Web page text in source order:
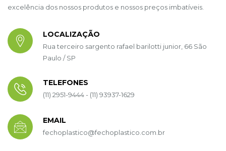
excelência dos nossos produtos e nossos preços imbatíveis.
LOCALIZAÇÃO
Rua terceiro sargento rafael barilotti junior, 66 São
Paulo / SP
TELEFONES
(11) 2951-9444 - (11) 93937-1629
EMAIL
fechoplastico@fechoplastico.com.br